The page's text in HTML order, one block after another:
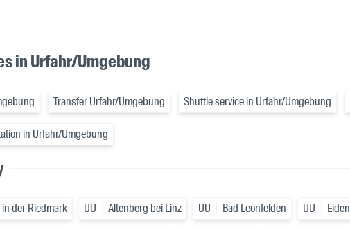
in Urfahr/Umgebung
Transfer Urfahr/Umgebung Shuttle service in Urfahr/Umgebung
in Urfahr/Umgebung
der Riedmark UU Altenberg bei Linz UU Bad Leonfelden UU